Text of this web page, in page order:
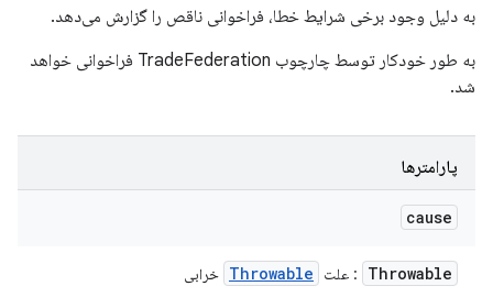
به دلیل وجود برخی شرایط خطا، فراخوانی ناقص را گزارش می‌دهد.
به طور خودکار توسط چارچوب TradeFederation فراخوانی خواهد
شد.
پارامترها
cause
Throwable : علت Throwable خرابی